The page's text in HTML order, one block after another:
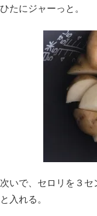
ひたにジャーっと。
次いで、セロリを３
と入れる。